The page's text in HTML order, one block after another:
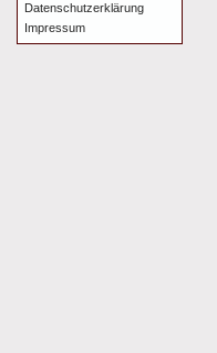
Datenschutzerklärung
Impressum